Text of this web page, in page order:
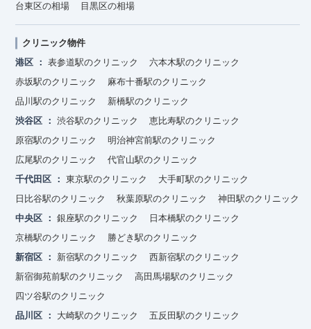
台東区の相場
目黒区の相場
クリニック物件
港区
表参道駅のクリニック
六本木駅のクリニック
赤坂駅のクリニック
麻布十番駅のクリニック
品川駅のクリニック
新橋駅のクリニック
渋谷区
渋谷駅のクリニック
恵比寿駅のクリニック
原宿駅のクリニック
明治神宮前駅のクリニック
広尾駅のクリニック
代官山駅のクリニック
千代田区
東京駅のクリニック
大手町駅のクリニック
日比谷駅のクリニック
秋葉原駅のクリニック
神田駅のクリニック
中央区
銀座駅のクリニック
日本橋駅のクリニック
京橋駅のクリニック
勝どき駅のクリニック
新宿区
新宿駅のクリニック
西新宿駅のクリニック
新宿御苑前駅のクリニック
高田馬場駅のクリニック
四ツ谷駅のクリニック
品川区
大崎駅のクリニック
五反田駅のクリニック